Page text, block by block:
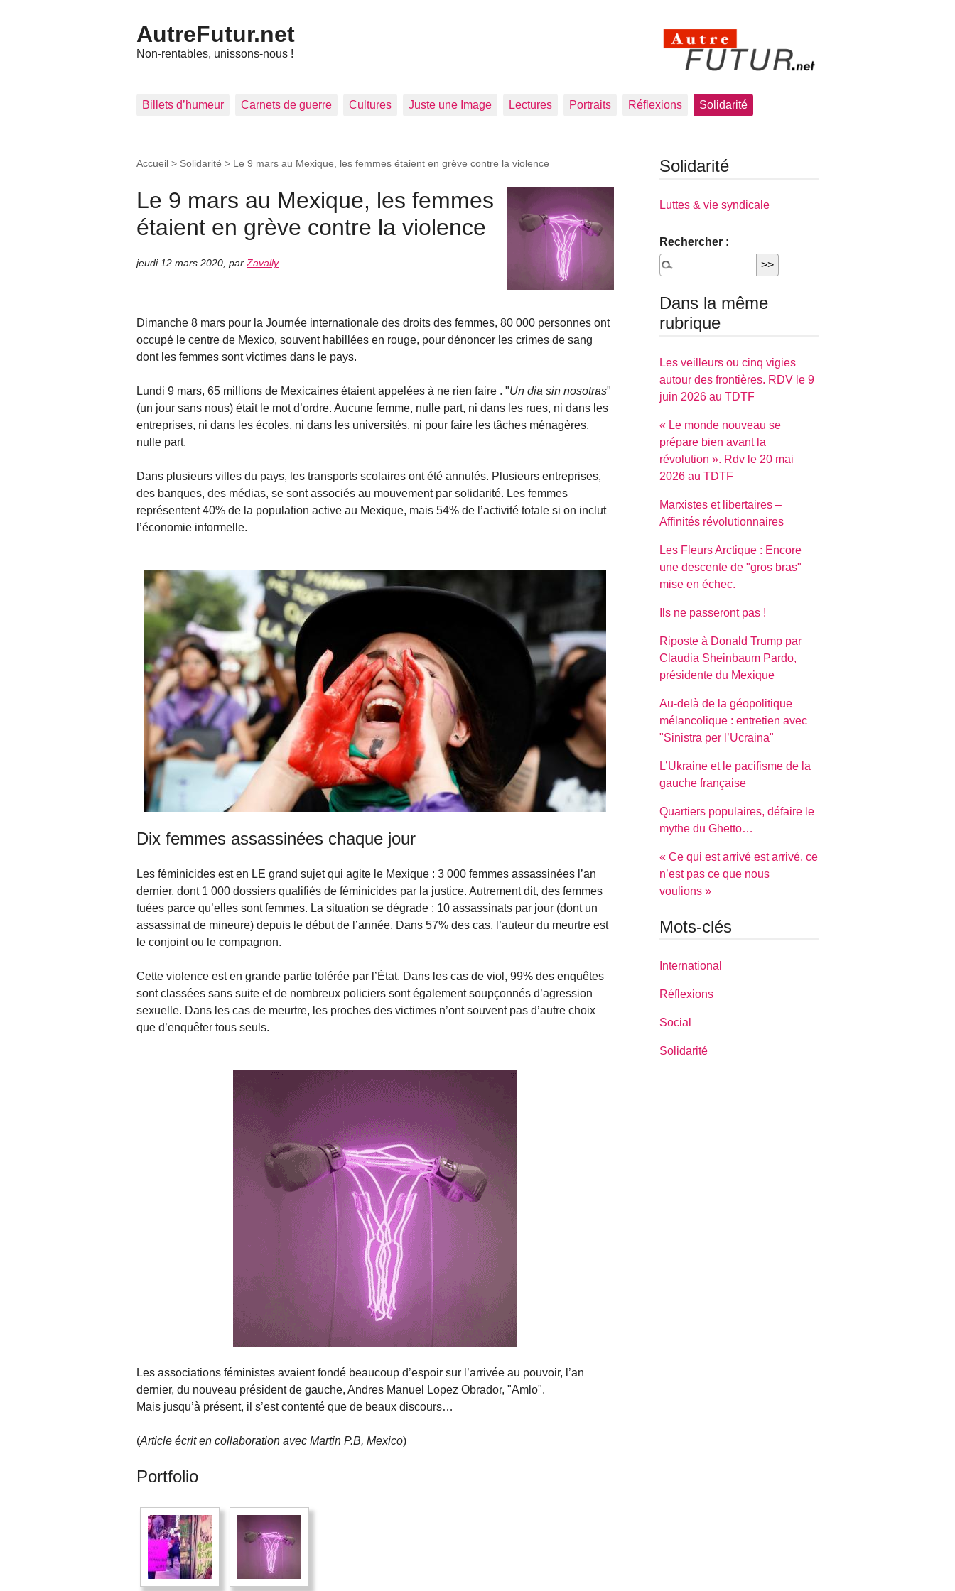
AutreFutur.net
Non-rentables, unissons-nous !
Billets d’humeur Carnets de guerre Cultures Juste une Image Lectures Portraits Réflexions Solidarité
Accueil > Solidarité > Le 9 mars au Mexique, les femmes étaient en grève contre la violence
Le 9 mars au Mexique, les femmes
étaient en grève contre la violence
jeudi 12 mars 2020 par Zavally
Dimanche 8 mars pour la Journée internationale des droits des femmes, 80 000 personnes ont
occupé le centre de Mexico, souvent habillées en rouge, pour dénoncer les crimes de sang
dont les femmes sont victimes dans le pays.
Lundi 9 mars, 65 millions de Mexicaines étaient appelées à ne rien faire . "Un dia sin nosotras"
(un jour sans nous) était le mot d’ordre. Aucune femme, nulle part, ni dans les rues, ni dans les
entreprises, ni dans les écoles, ni dans les universités, ni pour faire les tâches ménagères,
nulle part.
Dans plusieurs villes du pays, les transports scolaires ont été annulés. Plusieurs entreprises,
des banques, des médias, se sont associés au mouvement par solidarité. Les femmes
représentent 40% de la population active au Mexique, mais 54% de l’activité totale si on inclut
l’économie informelle.
Dix femmes assassinées chaque jour
Les féminicides est en LE grand sujet qui agite le Mexique : 3 000 femmes assassinées l’an
dernier, dont 1 000 dossiers qualifiés de féminicides par la justice. Autrement dit, des femmes
tuées parce qu’elles sont femmes. La situation se dégrade : 10 assassinats par jour (dont un
assassinat de mineure) depuis le début de l’année. Dans 57% des cas, l’auteur du meurtre est
le conjoint ou le compagnon.
Cette violence est en grande partie tolérée par l’État. Dans les cas de viol, 99% des enquêtes
sont classées sans suite et de nombreux policiers sont également soupçonnés d’agression
sexuelle. Dans les cas de meurtre, les proches des victimes n’ont souvent pas d’autre choix
que d’enquêter tous seuls.
Les associations féministes avaient fondé beaucoup d’espoir sur l’arrivée au pouvoir, l’an
dernier, du nouveau président de gauche, Andres Manuel Lopez Obrador, "Amlo".
Mais jusqu’à présent, il s’est contenté que de beaux discours…
(Article écrit en collaboration avec Martin P.B, Mexico)
Portfolio
Solidarité
Luttes & vie syndicale
Rechercher :
Dans la même
rubrique
Les veilleurs ou cinq vigies
autour des frontières. RDV le 9
juin 2026 au TDTF
« Le monde nouveau se
prépare bien avant la
révolution ». Rdv le 20 mai
2026 au TDTF
Marxistes et libertaires –
Affinités révolutionnaires
Les Fleurs Arctique : Encore
une descente de "gros bras"
mise en échec.
Ils ne passeront pas !
Riposte à Donald Trump par
Claudia Sheinbaum Pardo,
présidente du Mexique
Au-delà de la géopolitique
mélancolique : entretien avec
"Sinistra per l’Ucraina"
L’Ukraine et le pacifisme de la
gauche française
Quartiers populaires, défaire le
mythe du Ghetto…
« Ce qui est arrivé est arrivé, ce
n’est pas ce que nous
voulions »
Mots-clés
International
Réflexions
Social
Solidarité